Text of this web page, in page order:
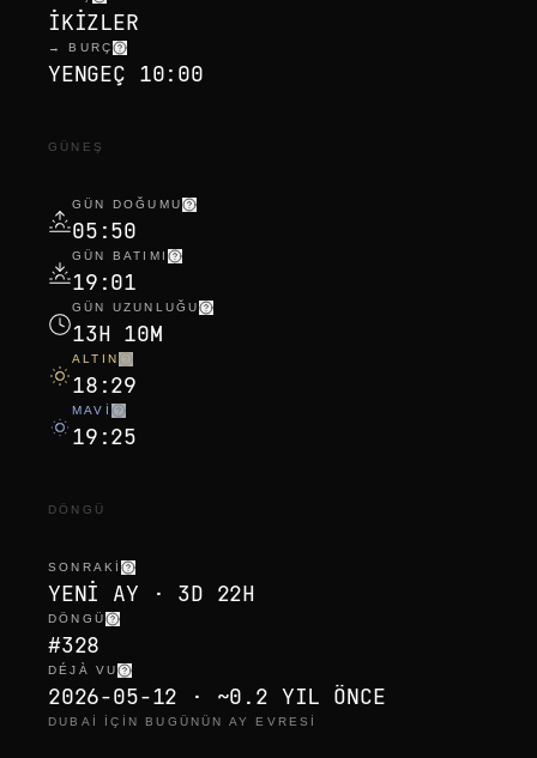
IKIZLER
→ BURÇ
YENGEÇ 10:00
GÜNEŞ
GÜN DOĞUMU
05:50
GÜN BATIMI
19:01
GÜN UZUNLUĞU
13H 10M
ALTIN
18:29
MAVI
19:25
DÖNGÜ
SONRAKI
YENI AY · 3D 22H
DÖNGÜ
#328
DÉJÀ VU
2026-05-12 · ~0.2 YIL ÖNCE
DUBAI IÇIN BUGÜNÜN AY EVRESI